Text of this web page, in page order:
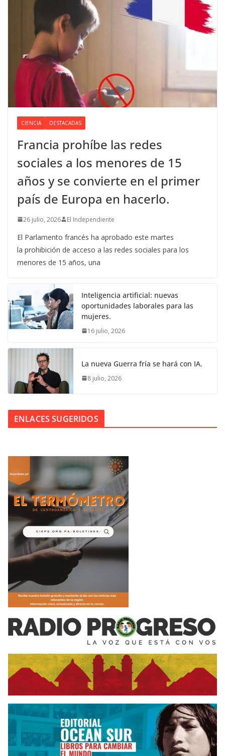
CIENCIA DESTACADAS
Francia prohíbe las redes
sociales a los menores de 15
años y se convierte en el primer
país de Europa en hacerlo.
26 julio, 2026 El Independiente
El Parlamento francés ha aprobado este martes
la prohibición de acceso a las redes sociales para los
menores de 15 años, una
Inteligencia artificial: nuevas
oportunidades laborales para las
mujeres.
16 julio, 2026
La nueva Guerra fría se hará con IA.
8 julio, 2026
ENLACES SUGERIDOS